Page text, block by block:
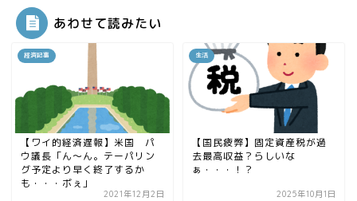
あわせて読みたい
経済記事
【ワイ的経済遅報】米国 パ
ウ議長「ん〜ん。テーパリン
グ予定より早く終了するか
も・・・ボぇ」
2021年12月2日
生活
【国民疲弊】固定資産税が過
去最高収益？らしいな
ぁ・・・！？
2025年10月1日